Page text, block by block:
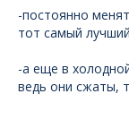
-постоянно
тот самый
-а еще в
ведь они сжаты,